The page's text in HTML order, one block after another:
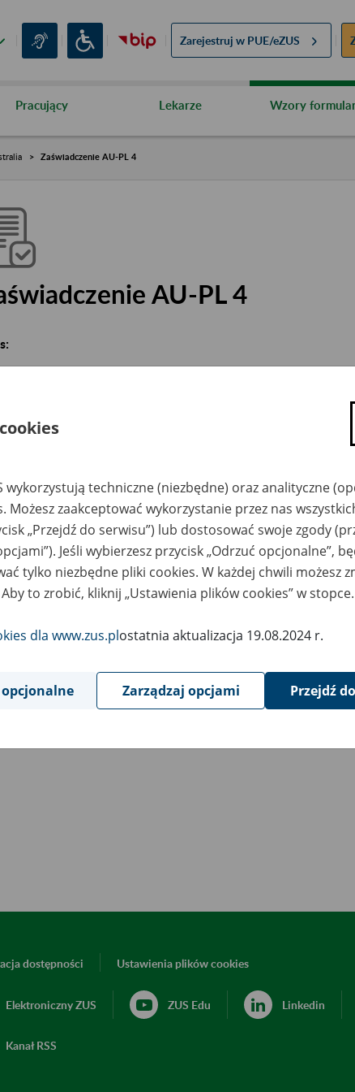
Zarejestruj w PUE/eZUS
Pracujący Lekarze Wzory
Zaświadczenie AU-PL 4
AU-PL 4
i majątek MOD IA
Powrót do listy
dostępności Ustawienia plików cookies
Elektroniczny ZUS ZUS Edu Linkedin
Kanał RSS
wykorzystują techniczne (niezbędne) oraz analityczne
Możesz zaakceptować wykorzystanie przez nas
„Przejdź do serwisu”) lub dostosować swoje zgody
Jeśli wybierzesz przycisk „Odrzuć opcjonalne”,
tylko niezbędne pliki cookies. W każdej chwili możesz
to zrobić, kliknij „Ustawienia plików cookies” w stopce.
dla www.zus.plostatnia aktualizacja 19.08.2024 r.
Zarządzaj opcjami Przejdź